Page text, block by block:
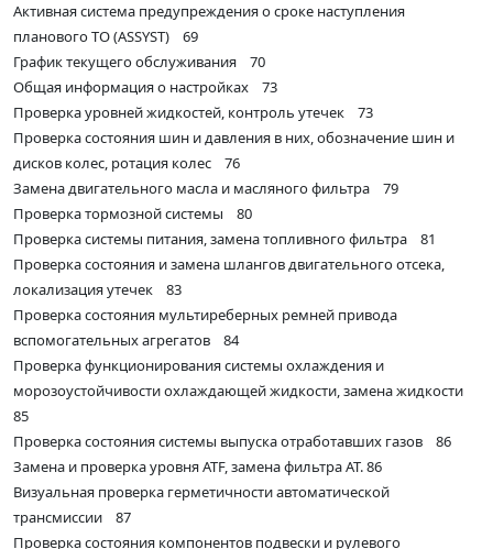
Активная система предупреждения о сроке наступления
планового ТО (ASSYST) 69
График текущего обслуживания 70
Общая информация о настройках 73
Проверка уровней жидкостей, контроль утечек 73
Проверка состояния шин и давления в них, обозначение шин и
дисков колес, ротация колес 76
Замена двигательного масла и масляного фильтра 79
Проверка тормозной системы 80
Проверка системы питания, замена топливного фильтра 81
Проверка состояния и замена шлангов двигательного отсека,
локализация утечек 83
Проверка состояния мультиреберных ремней привода
вспомогательных агрегатов 84
Проверка функционирования системы охлаждения и
морозоустойчивости охлаждающей жидкости, замена жидкости
85
Проверка состояния системы выпуска отработавших газов 86
Замена и проверка уровня ATF, замена фильтра AT. 86
Визуальная проверка герметичности автоматической
трансмиссии 87
Проверка состояния компонентов подвески и рулевого